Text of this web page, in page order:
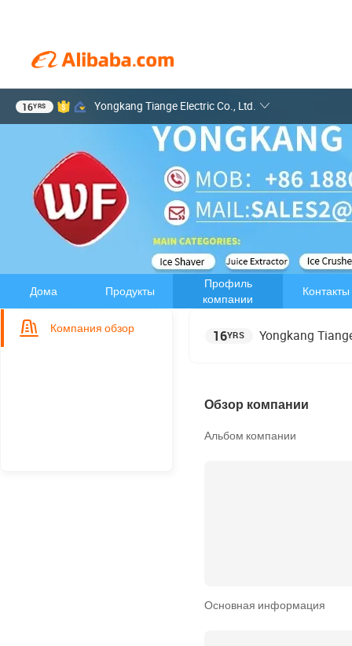
16YRS Yongkang Tiange Electric Co., Ltd.
Дома Продукты
Профиль
компании
Контакты
Компания обзор 16YRS Yongkang
Обзор компании
Альбом компании
Основная информация